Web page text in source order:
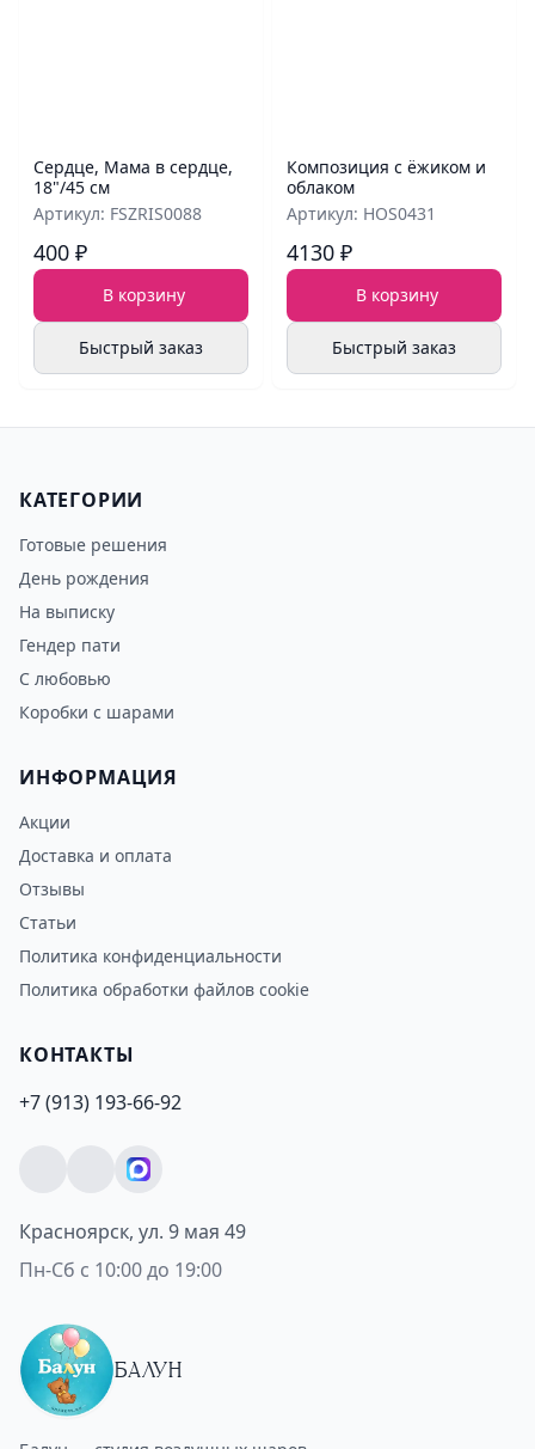
Сердце, Мама в сердце,
18"/45 см
Артикул: FSZRIS0088
400 ₽
В корзину
Быстрый заказ
Композиция с ёжиком и
облаком
Артикул: HOS0431
4130 ₽
В корзину
Быстрый заказ
КАТЕГОРИИ
Готовые решения
День рождения
На выписку
Гендер пати
С любовью
Коробки с шарами
ИНФОРМАЦИЯ
Акции
Доставка и оплата
Отзывы
Статьи
Политика конфиденциальности
Политика обработки файлов cookie
КОНТАКТЫ
+7 (913) 193-66-92
Красноярск, ул. 9 мая 49
Пн-Сб с 10:00 до 19:00
БАЛУН